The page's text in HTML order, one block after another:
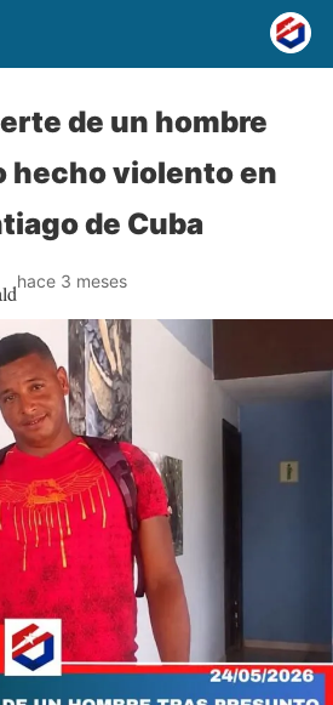
de un hombre
hecho violento en
de Cuba
hace 3 meses